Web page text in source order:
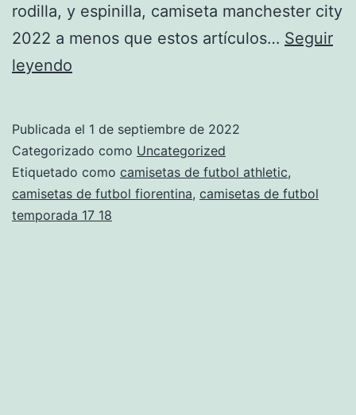
rodilla, y espinilla, camiseta manchester city
2022 a menos que estos artículos… Seguir
leyendo
2017
argentina
Publicada el 1 de septiembre de 2022
Categorizado como Uncategorized
Etiquetado como camisetas de futbol athletic,
camisetas de futbol fiorentina, camisetas de futbol
temporada 17 18